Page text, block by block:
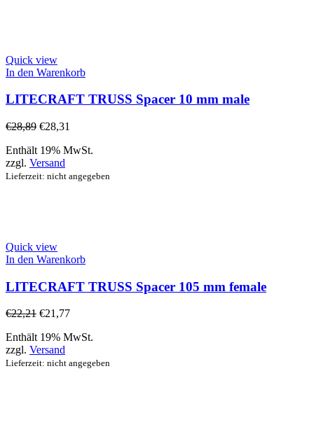
Quick view
In den Warenkorb
LITECRAFT TRUSS Spacer 10 mm male
€28,89 €28,31
Enthält 19% MwSt.
zzgl. Versand
Lieferzeit: nicht angegeben
Quick view
In den Warenkorb
LITECRAFT TRUSS Spacer 105 mm female
€22,21 €21,77
Enthält 19% MwSt.
zzgl. Versand
Lieferzeit: nicht angegeben